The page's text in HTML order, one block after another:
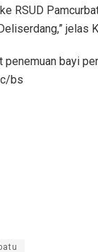
RSUD
jelas
bayi
bs